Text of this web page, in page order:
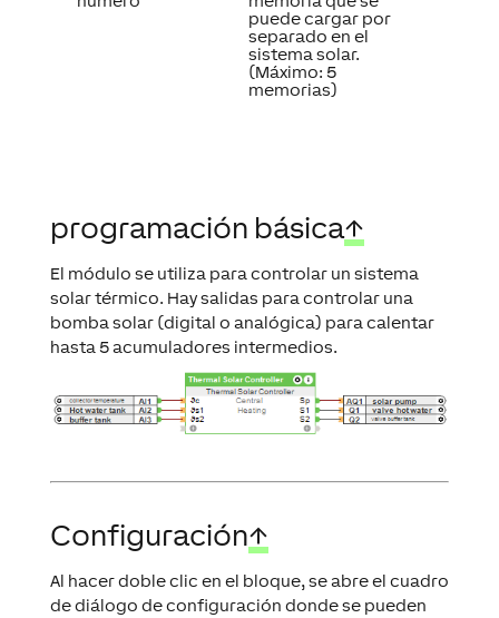
puede cargar por
separado en el
sistema solar.
(Máximo: 5
memorias)
programación básica↑
El módulo se utiliza para controlar un sistema
solar térmico. Hay salidas para controlar una
bomba solar (digital o analógica) para calentar
hasta 5 acumuladores intermedios.
Configuración↑
Al hacer doble clic en el bloque, se abre el cuadro
de diálogo de configuración donde se pueden